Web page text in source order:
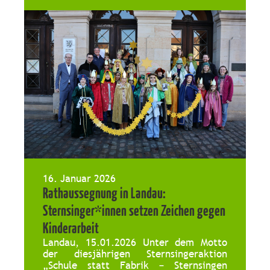
Gymnasium und Realschule in
Kaiserslautern zusammen. „Im
Mittelpunkt der Feier standen
Begegnung, Gemeinschaft und der Dank
[…]
16. Januar 2026
Rathaussegnung in Landau:
Sternsinger*innen setzen Zeichen gegen
Kinderarbeit
Landau, 15.01.2026 Unter dem Motto
der diesjährigen Sternsingeraktion
„Schule statt Fabrik – Sternsingen